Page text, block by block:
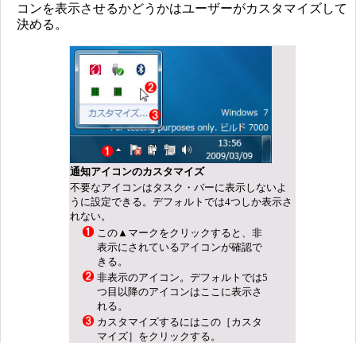
コンを表示させるかどうかはユーザーがカスタマイズして
決める。
通知アイコンのカスタマイズ
不要なアイコンはタスク・バーに表示しないよ
うに設定できる。デフォルトでは4つしか表示さ
れない。
この▲マークをクリックすると、非
表示にされているアイコンが確認で
きる。
非表示のアイコン。デフォルトでは5
つ目以降のアイコンはここに表示さ
れる。
カスタマイズするにはこの［カスタ
マイズ］をクリックする。